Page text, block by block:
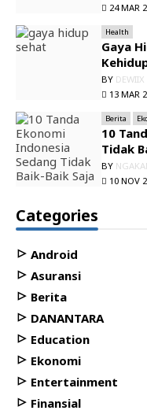
24 MAR
Health
Gaya
BY DEWIIX
13 MAR
Berita
10
Tidak
BY
10 NOV
Categories
Android
Asuransi
Berita
DANANTARA
Education
Ekonomi
Entertainment
Finansial